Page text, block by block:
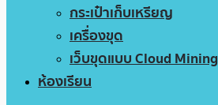
กระเป๋าเก็บเหรียญ
เครื่องขุด
เว็บขุดแบบ Cloud Mining
ห้องเรียน